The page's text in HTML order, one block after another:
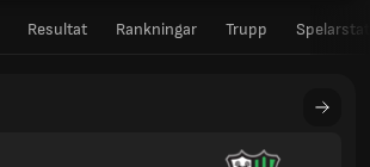
Resultat Rankningar Trupp